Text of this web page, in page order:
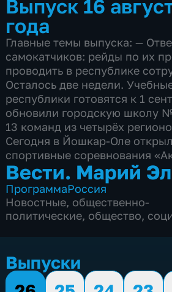
Выпуск 16
года
Главные темы выпуска: —
самокатчиков: рейды по их
проводить в республике
Осталось две недели.
республики готовятся к 1
обновили городскую школу
13 команд из четырёх
Сегодня в Йошкар-Оле
спортивные соревнования
Вести. Марий Эл
ПрограммаРоссия
Новостные, общественно-
политические, общество,
Выпуски